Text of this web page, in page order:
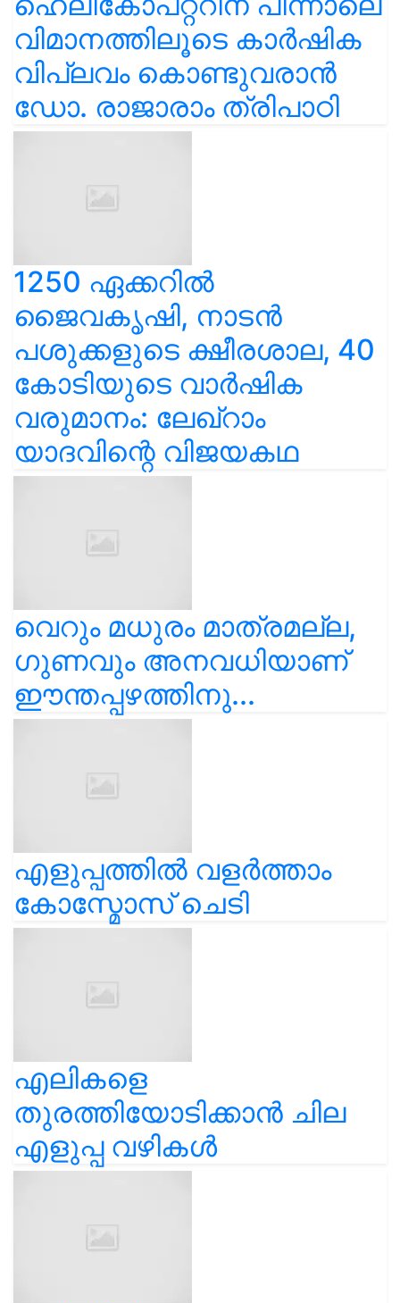
വിമാനത്തിലൂടെ കാർഷിക
വിപ്ലവം കൊണ്ടുവരാൻ
ഡോ. രാജാരാം ത്രിപാഠി
1250 ഏക്കറിൽ
ജൈവകൃഷി, നാടൻ
പശുക്കളുടെ ക്ഷീരശാല, 40
കോടിയുടെ വാർഷിക
വരുമാനം: ലേഖ്‌റാം
യാദവിന്റെ വിജയകഥ
വെറും മധുരം മാത്രമല്ല,
ഗുണവും അനവധിയാണ്
ഈന്തപ്പഴത്തിനു...
എളുപ്പത്തിൽ വളർത്താം
കോസ്മോസ് ചെടി
എലികളെ
തുരത്തിയോടിക്കാൻ ചില
എളുപ്പ വഴികൾ